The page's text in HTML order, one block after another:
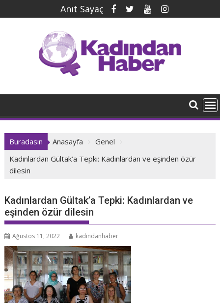
geç
Anıt Sayaç
Buradasın Anasayfa
Genel
Kadınlardan Gültak’a Tepki: Kadınlardan ve eşinden özür
dilesin
Kadınlardan Gültak’a Tepki: Kadınlardan ve
eşinden özür dilesin
Ağustos 11, 2022 kadindanhaber